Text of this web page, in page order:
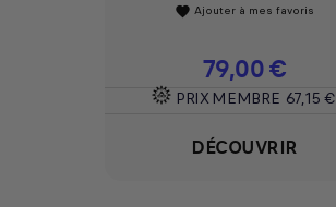
favorite Ajouter à mes favoris
Prix
79,00 €
PRIX MEMBRE 67,15 €
DÉCOUVRIR